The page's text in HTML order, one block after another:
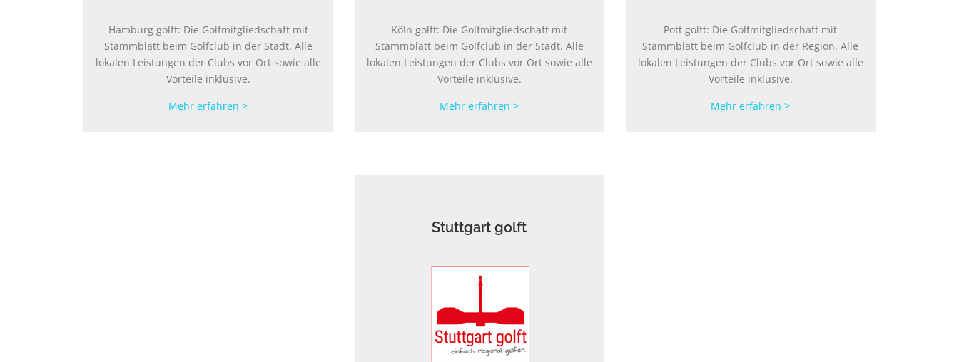
Hamburg golft: Die Golfmitgliedschaft mit
Stammblatt beim Golfclub in der Stadt. Alle
lokalen Leistungen der Clubs vor Ort sowie alle
Vorteile inklusive.
Mehr erfahren >
Köln golft: Die Golfmitgliedschaft mit
Stammblatt beim Golfclub in der Stadt. Alle
lokalen Leistungen der Clubs vor Ort sowie alle
Vorteile inklusive.
Mehr erfahren >
Pott golft: Die Golfmitgliedschaft mit
Stammblatt beim Golfclub in der Region. Alle
lokalen Leistungen der Clubs vor Ort sowie alle
Vorteile inklusive.
Mehr erfahren >
Stuttgart golft